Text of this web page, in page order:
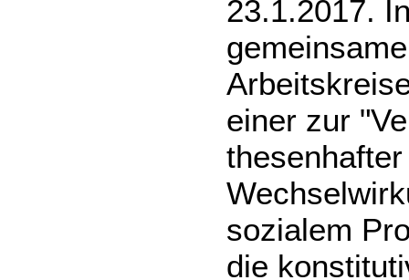
23.1.2017.
einer zur
sozialem
die